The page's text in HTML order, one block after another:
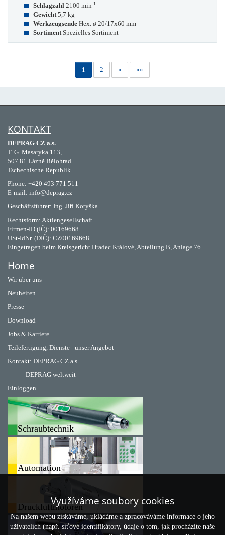
Schlagzahl 2100 min-1
Gewicht 5,7 kg
Werkzeugsende Hex. ø 20/17x60 mm
Sortiment Spezielles Sortiment
1 2 » »»
KONTAKT
DEPRAG CZ a.s.
T. G. Masaryka 113,
507 81 Lázně Bělohrad
Tschechische Republik
Phone: +420 493 771 511
E-mail: info@deprag.cz
Geschäftsführer: Ing. Jiří Kotyška
Rechtsform: Aktiengesellschaft
Firmen-ID (IČ): 00169668
USt-IdNr. (DIČ): CZ00169668
Eingetragen beim Kreisgericht Hradec Králové, Abteilung B, Anlage 76
Home
Wir über uns
Neuheiten
Presse
Download
Jobs & Karriere
Teilefertigung, Dienste - unser Angebot
Kontakt: DEPRAG CZ a.s.
DEPRAG weltweit
Einloggen
Schraubtechnik
Automation
DruckluftmotorenVyužíváme soubory cookies
Na našem webu získáváme, ukládáme a zpracováváme informace o jeho
uživatelích (např. síťové identifikátory, údaje o tom, jak procházíte naše